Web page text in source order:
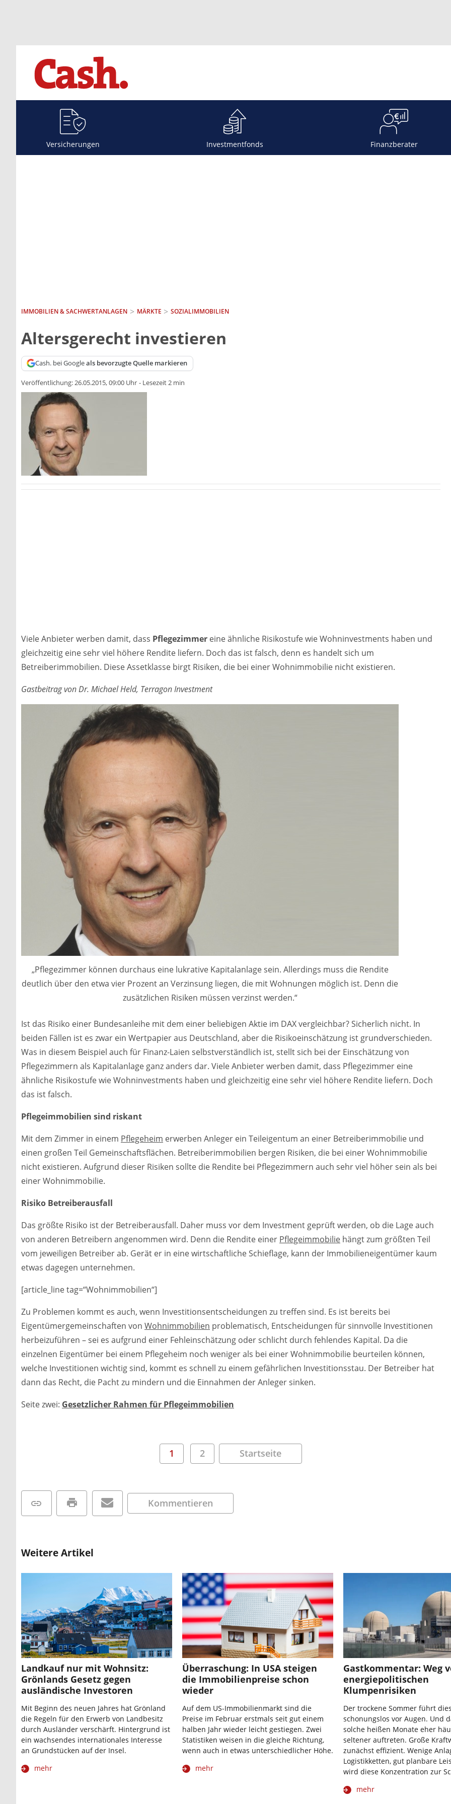
Versicherungen Investmentfonds Finanzberater
IMMOBILIEN & SACHWERTANLAGEN MÄRKTE SOZIALIMMOBILIEN
Altersgerecht investieren
Cash. bei Googleals bevorzugte Quelle markieren
Veröffentlichung:26.05.2015, 09:00 Uhr - Lesezeit 2 min
Viele Anbieter werben damit, dass Pflegezimmer eine ähnliche Risikostufe wie Wohninvestments haben und
gleichzeitig eine sehr viel höhere Rendite liefern. Doch das ist falsch, denn es handelt sich um
Betreiberimmobilien. Diese Assetklasse birgt Risiken, die bei einer Wohnimmobilie nicht existieren.
Gastbeitrag von Dr. Michael Held, Terragon Investment
„Pflegezimmer können durchaus eine lukrative Kapitalanlage sein. Allerdings muss die Rendite
deutlich über den etwa vier Prozent an Verzinsung liegen, die mit Wohnungen möglich ist. Denn die
zusätzlichen Risiken müssen verzinst werden.“
Ist das Risiko einer Bundesanleihe mit dem einer beliebigen Aktie im DAX vergleichbar? Sicherlich nicht. In
beiden Fällen ist es zwar ein Wertpapier aus Deutschland, aber die Risikoeinschätzung ist grundverschieden.
Was in diesem Beispiel auch für Finanz-Laien selbstverständlich ist, stellt sich bei der Einschätzung von
Pflegezimmern als Kapitalanlage ganz anders dar. Viele Anbieter werben damit, dass Pflegezimmer eine
ähnliche Risikostufe wie Wohninvestments haben und gleichzeitig eine sehr viel höhere Rendite liefern. Doch
das ist falsch.
Pflegeimmobilien sind riskant
Mit dem Zimmer in einem Pflegeheim erwerben Anleger ein Teileigentum an einer Betreiberimmobilie und
einen großen Teil Gemeinschaftsflächen. Betreiberimmobilien bergen Risiken, die bei einer Wohnimmobilie
nicht existieren. Aufgrund dieser Risiken sollte die Rendite bei Pflegezimmern auch sehr viel höher sein als bei
einer Wohnimmobilie.
Risiko Betreiberausfall
Das größte Risiko ist der Betreiberausfall. Daher muss vor dem Investment geprüft werden, ob die Lage auch
von anderen Betreibern angenommen wird. Denn die Rendite einer Pflegeimmobilie hängt zum größten Teil
vom jeweiligen Betreiber ab. Gerät er in eine wirtschaftliche Schieflage, kann der Immobilieneigentümer kaum
etwas dagegen unternehmen.
[article_line tag=“Wohnimmobilien“]
Zu Problemen kommt es auch, wenn Investitionsentscheidungen zu treffen sind. Es ist bereits bei
Eigentümergemeinschaften von Wohnimmobilien problematisch, Entscheidungen für sinnvolle Investitionen
herbeizuführen – sei es aufgrund einer Fehleinschätzung oder schlicht durch fehlendes Kapital. Da die
einzelnen Eigentümer bei einem Pflegeheim noch weniger als bei einer Wohnimmobilie beurteilen können,
welche Investitionen wichtig sind, kommt es schnell zu einem gefährlichen Investitionsstau. Der Betreiber hat
dann das Recht, die Pacht zu mindern und die Einnahmen der Anleger sinken.
Seite zwei: Gesetzlicher Rahmen für Pflegeimmobilien
1 2 Startseite
Kommentieren
Weitere Artikel
Landkauf nur mit Wohnsitz:
Grönlands Gesetz gegen
ausländische Investoren
Mit Beginn des neuen Jahres hat Grönland
die Regeln für den Erwerb von Landbesitz
durch Ausländer verschärft. Hintergrund ist
ein wachsendes internationales Interesse
an Grundstücken auf der Insel.
mehr
Überraschung: In USA steigen
die Immobilienpreise schon
wieder
Auf dem US-Immobilienmarkt sind die
Preise im Februar erstmals seit gut einem
halben Jahr wieder leicht gestiegen. Zwei
Statistiken weisen in die gleiche Richtung,
wenn auch in etwas unterschiedlicher Höhe.
mehr
Gastkommentar: Weg
energiepolitischen
Klumpenrisiken
Der trockene Sommer führt
schonungslos vor Augen. Und
solche heißen Monate eher
seltener auftreten. Große
zunächst effizient. Wenige
Logistikketten, gut planbare
wird diese Konzentration zur
mehr